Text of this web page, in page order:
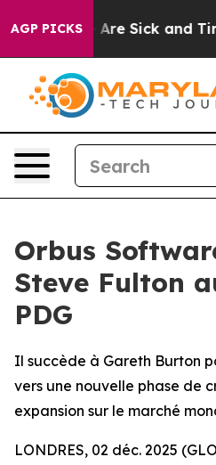
AGP PICKSAre Sick and
Orbus
Steve Fulton
PDG
Il succède à Gareth Burton
vers une nouvelle phase de
expansion sur le marché
LONDRES, 02 déc. 2025